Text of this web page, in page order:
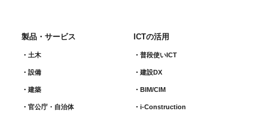
製品・サービス
土木
設備
建築
官公庁・自治体
ICTの活用
普段使いICT
建設DX
BIM/CIM
i-Construction